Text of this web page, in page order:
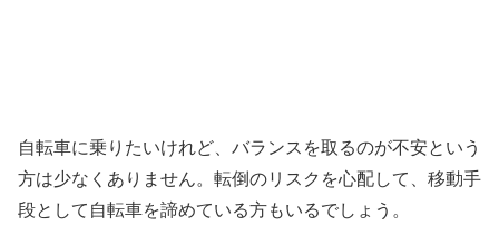
自転車に乗りたいけれど、バランスを取るのが不安という
方は少なくありません。転倒のリスクを心配して、移動手
段として自転車を諦めている方もいるでしょう。